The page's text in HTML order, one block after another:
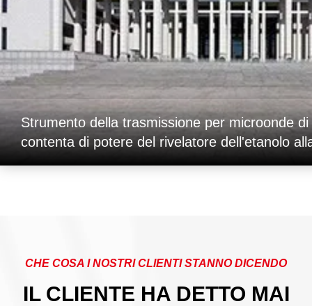
Strumento della trasmissione per microonde
contenta di potere del rivelatore dell'etanolo
CHE COSA I NOSTRI CLIENTI STANNO DICENDO
IL CLIENTE HA DETTO MAI